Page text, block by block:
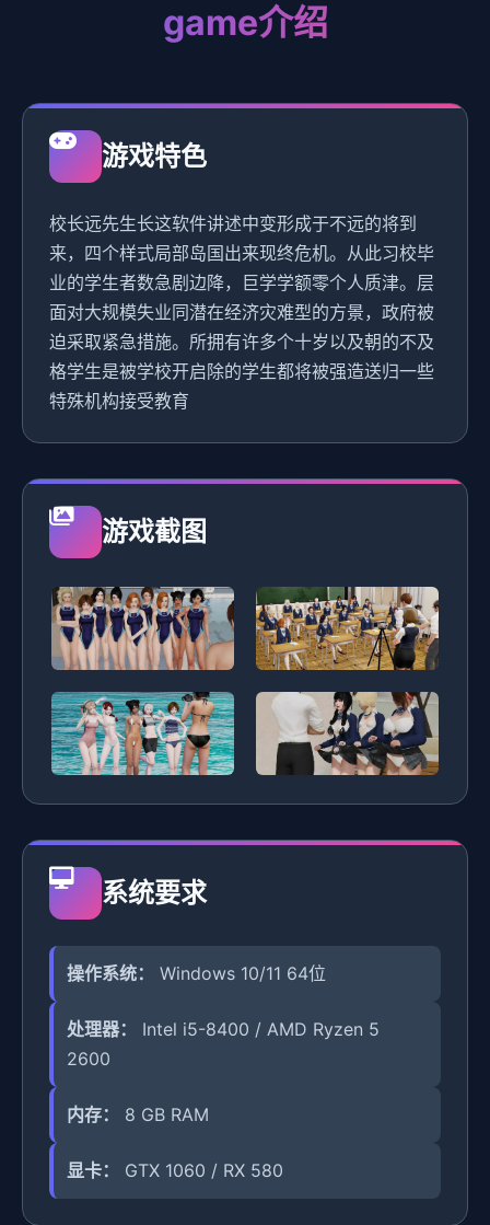
game介绍
游戏特色
校长远先生长这软件讲述中变形成于不远的将到
来，四个样式局部岛国出来现终危机。从此习校毕
业的学生者数急剧边降，巨学学额零个人质津。层
面对大规模失业同潜在经济灾难型的方景，政府被
迫采取紧急措施。所拥有许多个十岁以及朝的不及
格学生是被学校开启除的学生都将被强造送归一些
特殊机构接受教育
游戏截图
系统要求
操作系统： Windows 10/11 64位
处理器：
Intel i5-8400 / AMD Ryzen 5
2600
内存： 8 GB RAM
显卡： GTX 1060 / RX 580